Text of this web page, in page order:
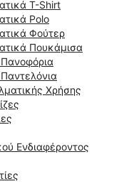
T-Shirt
Polo
Φούτερ
Πουκάμισα
Χρήσης
Ενδιαφέροντος